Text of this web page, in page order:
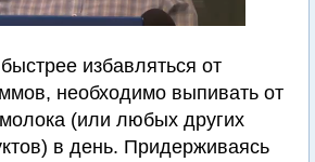
избавляться от
необходимо выпивать от
(или любых других
в день. Придерживаясь